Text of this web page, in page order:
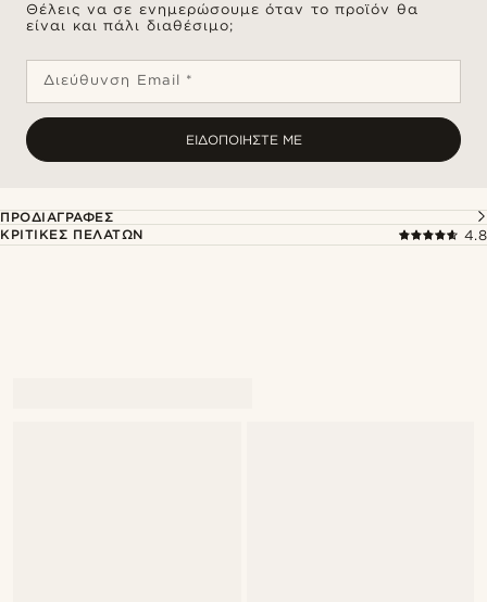
Θέλεις να σε ενημερώσουμε όταν το προϊόν θα
είναι και πάλι διαθέσιμο;
Διεύθυνση Email *
ΕΙΔΟΠΟΙΉΣΤΕ ΜΕ
ΠΡΟΔΙΑΓΡΑΦΈΣ
ΚΡΙΤΙΚΈΣ ΠΕΛΑΤΏΝ
4.8